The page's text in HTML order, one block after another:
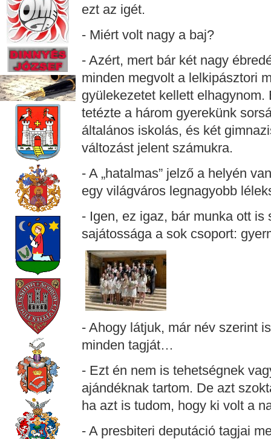
ezt az igét.
- Miért volt nagy a baj?
- Azért, mert bár két nagy
minden megvolt a lelkipásztori
gyülekezetet kellett
tetézte a három gyerekünk
általános iskolás, és két
változást jelent számukra.
- A „hatalmas” jelző a helyén
egy világváros legnagyobb
- Igen, ez igaz, bár munka ott
sajátossága a sok csoport:
- Ahogy látjuk, már név szerint
minden tagját…
- Ezt én nem is tehetségnek
ajándéknak tartom. De azt
ha azt is tudom, hogy ki volt a
- A presbiteri deputáció tagjai